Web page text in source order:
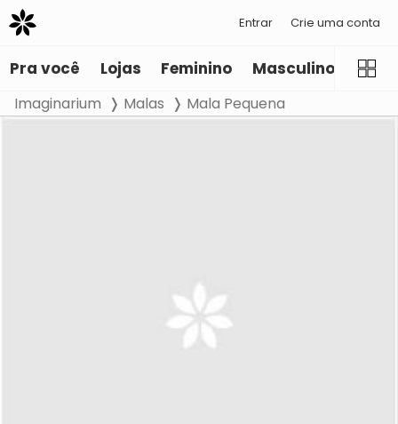
Entrar Crie uma conta
Pra você Lojas Feminino Masculino
Imaginarium Malas Mala Pequena